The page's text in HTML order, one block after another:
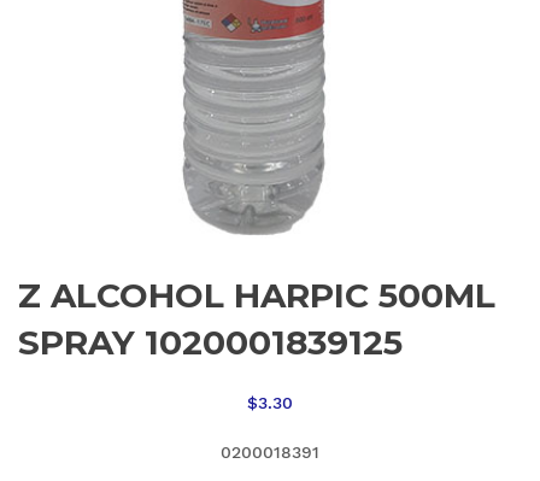
Z ALCOHOL HARPIC 500ML
SPRAY 1020001839125
$3.30
0200018391